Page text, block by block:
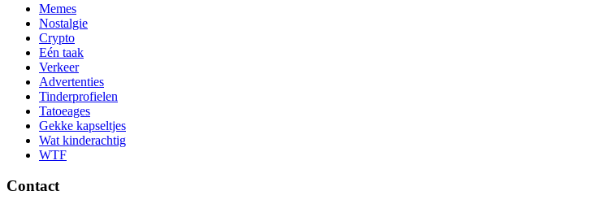
Memes
Nostalgie
Crypto
Eén taak
Verkeer
Advertenties
Tinderprofielen
Tatoeages
Gekke kapseltjes
Wat kinderachtig
WTF
Contact